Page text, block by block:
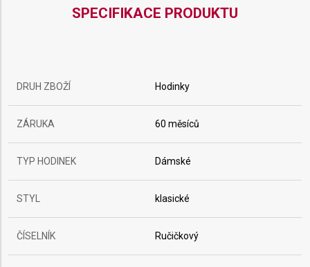
SPECIFIKACE PRODUKTU
DRUH ZBOŽÍ Hodinky
ZÁRUKA 60 měsíců
TYP HODINEK Dámské
STYL klasické
ČÍSELNÍK Ručičkový